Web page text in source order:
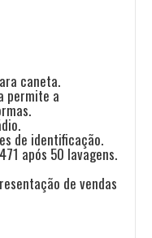
caneta.
permite a
de identificação.
após 50 lavagens.
de vendas